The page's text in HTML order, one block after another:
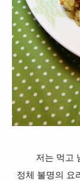
저는 먹고
정체 불명의 요